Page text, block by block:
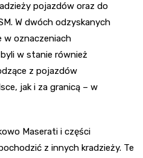
pojazdów oraz do
W dwóch odzyskanych
w oznaczeniach
w stanie również
z pojazdów
jak i za granicą – w
Maserati i części
z innych kradzieży. Te